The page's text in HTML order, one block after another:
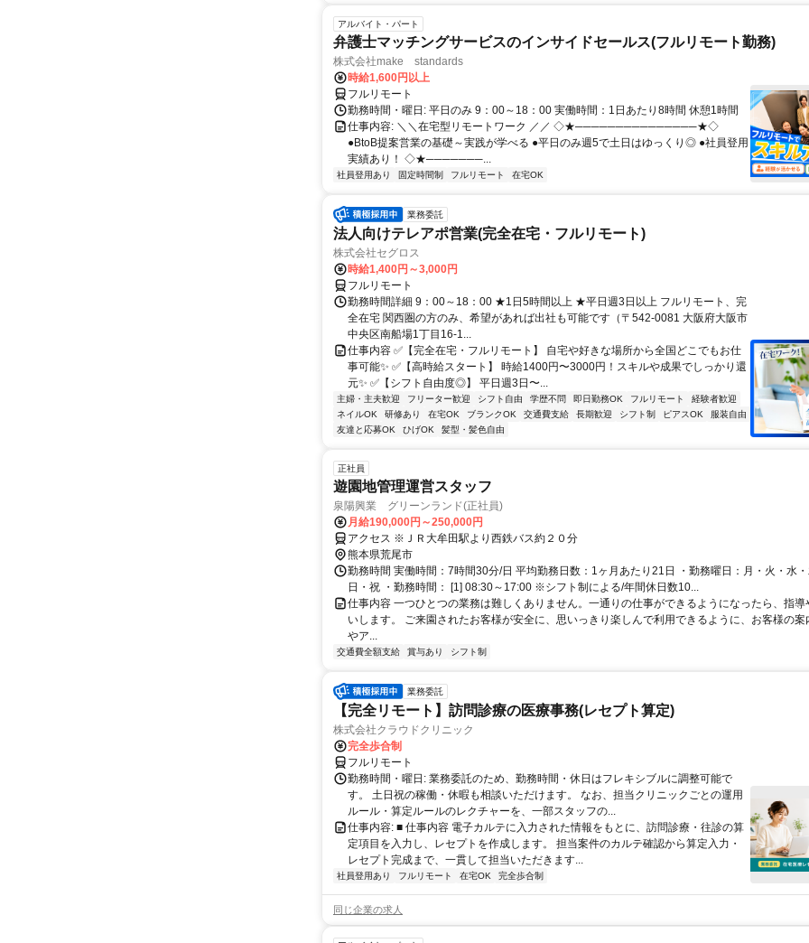
アルバイト・パート
弁護士マッチングサービスのインサイドセールス(フルリモート勤務)
株式会社make standards
時給1,600円以上
フルリモート
勤務時間・曜日: 平日のみ 9：00～18：00 実働時間：1日あたり8時間 休憩1時間
仕事内容: ＼＼在宅型リモートワーク ／／ ◇★───────────────★◇
●BtoB提案営業の基礎～実践が学べる ●平日のみ週5で土日はゆっくり◎ ●社員登用
実績あり！ ◇★───────...
社員登用あり 固定時間制 フルリモート 在宅OK
業務委託
法人向けテレアポ営業(完全在宅・フルリモート)
株式会社セグロス
時給1,400円～3,000円
フルリモート
勤務時間詳細 9：00～18：00 ★1日5時間以上 ★平日週3日以上 フルリモート、完
全在宅 関西圏の方のみ、希望があれば出社も可能です（〒542-0081 大阪府大阪市
中央区南船場1丁目16-1...
仕事内容 ✅【完全在宅・フルリモート】 自宅や好きな場所から全国どこでもお仕
事可能✨ ✅【高時給スタート】 時給1400円〜3000円！スキルや成果でしっかり還
元✨ ✅【シフト自由度◎】 平日週3日〜...
主婦・主夫歓迎 フリーター歓迎 シフト自由 学歴不問 即日勤務OK フルリモート
経験者歓迎
ネイルOK
研修あり 在宅OK ブランクOK 交通費支給 長期歓迎 シフト制 ピアスOK
服装自由
友達と応募OK
ひげOK 髪型・髪色自由
正社員
遊園地管理運営スタッフ
泉陽興業 グリーンランド(正社員)
月給190,000円～250,000円
アクセス ※ＪＲ大牟田駅より西鉄バス約２０分
熊本県荒尾市
勤務時間 実働時間：7時間30分/日 平均勤務日数：1ヶ月あたり21日 ・勤務曜日：月・火・水
日・祝 ・勤務時間： [1] 08:30～17:00 ※シフト制による/年間休日数10...
仕事内容 一つひとつの業務は難しくありません。一通りの仕事ができるようになったら、指導
いします。 ご来園されたお客様が安全に、思いっきり楽しんで利用できるように、お客様の案
やア...
交通費全額支給 賞与あり シフト制
業務委託
【完全リモート】訪問診療の医療事務(レセプト算定)
株式会社クラウドクリニック
完全歩合制
フルリモート
勤務時間・曜日: 業務委託のため、勤務時間・休日はフレキシブルに調整可能で
す。 土日祝の稼働・休暇も相談いただけます。 なお、担当クリニックごとの運用
ルール・算定ルールのレクチャーを、一部スタッフの...
仕事内容: ■ 仕事内容 電子カルテに入力された情報をもとに、訪問診療・往診の算
定項目を入力し、レセプトを作成します。 担当案件のカルテ確認から算定入力・
レセプト完成まで、一貫して担当いただきます...
社員登用あり フルリモート 在宅OK 完全歩合制
同じ企業の求人